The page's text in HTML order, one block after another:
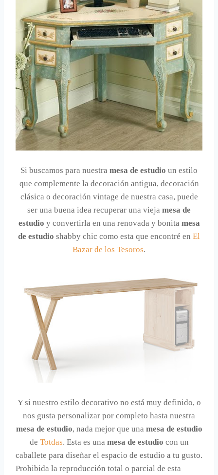
Si buscamos para nuestra mesa de estudio un estilo
que complemente la decoración antigua, decoración
clásica o decoración vintage de nuestra casa, puede
ser una buena idea recuperar una vieja mesa de
estudio y convertirla en una renovada y bonita mesa
de estudio shabby chic como esta que encontré en El
Bazar de los Tesoros.
Y si nuestro estilo decorativo no está muy definido, o
nos gusta personalizar por completo hasta nuestra
mesa de estudio, nada mejor que una mesa de estudio
de Totdas. Esta es una mesa de estudio con un
caballete para diseñar el espacio de estudio a tu gusto.
Prohibida la reproducción total o parcial de esta